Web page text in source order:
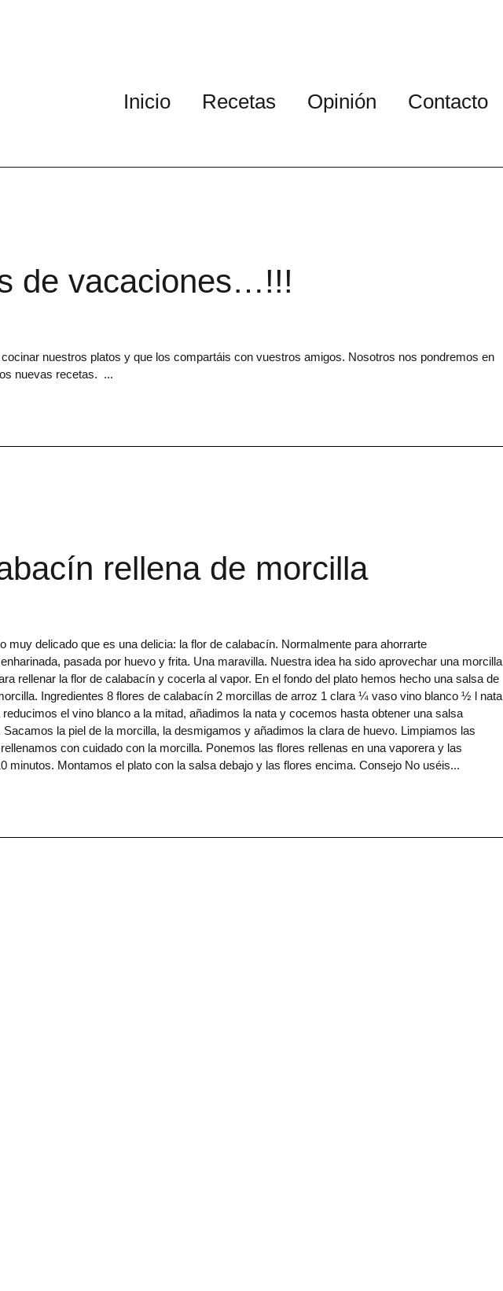
Inicio Recetas Opinión Contacto
de vacaciones…!!!
nuestros platos y que los compartáis con vuestros amigos. Nosotros nos pondremos en
nuevas recetas.
rellena de morcilla
muy delicado que es una delicia: la flor de calabacín. Normalmente para ahorrarte
pasada por huevo y frita. Una maravilla. Nuestra idea ha sido aprovechar una morcilla
rellenar la flor de calabacín y cocerla al vapor. En el fondo del plato hemos hecho una salsa de
Ingredientes 8 flores de calabacín 2 morcillas de arroz 1 clara ¼ vaso vino blanco ½ l nata
el vino blanco a la mitad, añadimos la nata y cocemos hasta obtener una salsa
la piel de la morcilla, la desmigamos y añadimos la clara de huevo. Limpiamos las
con cuidado con la morcilla. Ponemos las flores rellenas en una vaporera y las
minutos. Montamos el plato con la salsa debajo y las flores encima. Consejo No uséis